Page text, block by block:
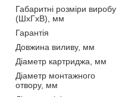
Габаритні розміри виробу
(ШхГхВ), мм
Гарантія
Довжина виливу, мм
Діаметр картриджа, мм
Діаметр монтажного
отвору, мм